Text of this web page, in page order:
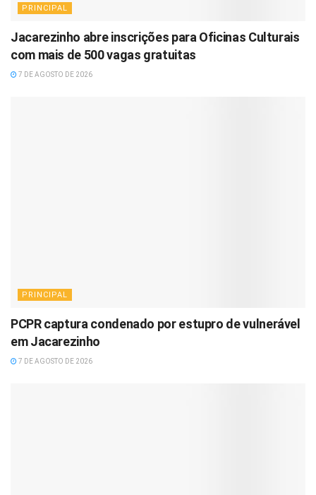
PRINCIPAL
Jacarezinho abre inscrições para Oficinas Culturais
com mais de 500 vagas gratuitas
7 DE AGOSTO DE 2026
PRINCIPAL
PCPR captura condenado por estupro de vulnerável
em Jacarezinho
7 DE AGOSTO DE 2026